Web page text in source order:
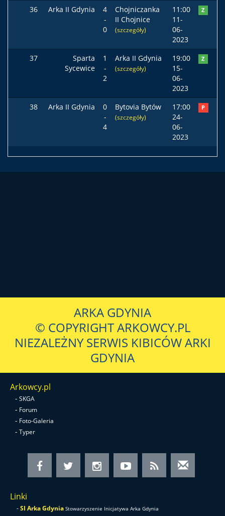
36 Arka II Gdynia
4
-
0
Chojniczanka
II Chojnice
(szczegóły)
11:00
11-
06-
2023
Z
37
Sparta
Sycewice
1
-
2
Arka II Gdynia
(szczegóły)
19:00
15-
06-
2023
Z
38 Arka II Gdynia
0
-
4
Bytovia Bytów
(szczegóły)
17:00
24-
06-
2023
P
ARKA GDYNIA
© COPYRIGHT ARKOWCY.PL
NIEZALEŻNY SERWIS KIBICÓW ARKI
GDYNIA
Arkowcy.pl
- SKGA
- Forum
- Foto-Galeria
- Typer
Linki
-SI Arka Gdynia Stowarzyszenie Inicjatywa Arka Gdynia